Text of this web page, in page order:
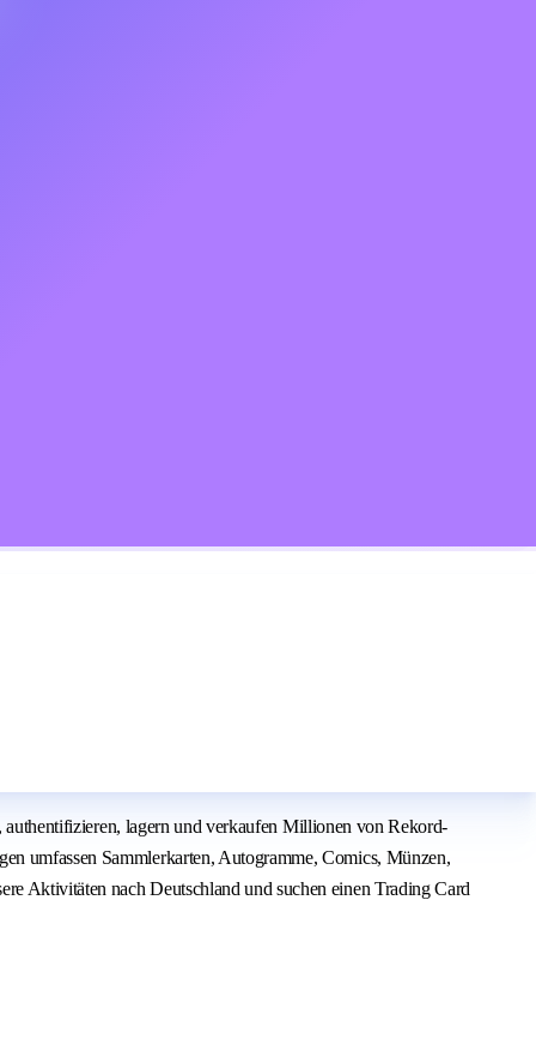
lagern und verkaufen Millionen von Rekord-
umfassen Sammlerkarten, Autogramme, Comics, Münzen,
Aktivitäten nach Deutschland und suchen einen Trading Card